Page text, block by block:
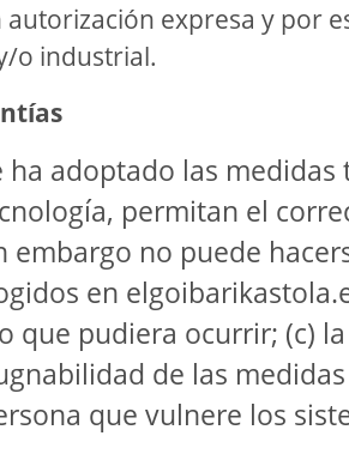
expresa y por
o industrial.
ha adoptado las
permitan el
no puede
en
que pudiera ocurrir; (c)
de las
que vulnere los